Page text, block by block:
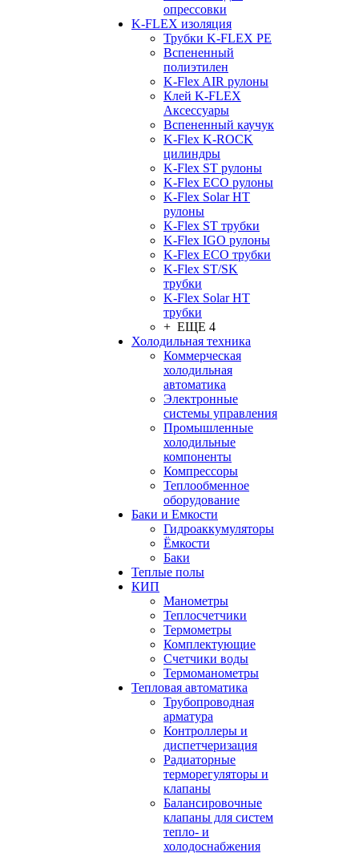
опрессовки
K-FLEX изоляция
Трубки K-FLEX PE
Вспененный
полиэтилен
K-Flex AIR рулоны
Клей K-FLEX
Аксессуары
Вспененный каучук
K-Flex K-ROCK
цилиндры
K-Flex ST рулоны
K-Flex ECO рулоны
K-Flex Solar HT
рулоны
K-Flex ST трубки
K-Flex IGO рулоны
K-Flex ECO трубки
K-Flex ST/SK
трубки
K-Flex Solar HT
трубки
+ ЕЩЕ 4
Холодильная техника
Коммерческая
холодильная
автоматика
Электронные
системы управления
Промышленные
холодильные
компоненты
Компрессоры
Теплообменное
оборудование
Баки и Емкости
Гидроаккумуляторы
Ёмкости
Баки
Теплые полы
КИП
Манометры
Теплосчетчики
Термометры
Комплектующие
Счетчики воды
Термоманометры
Тепловая автоматика
Трубопроводная
арматура
Контроллеры и
диспетчеризация
Радиаторные
терморегуляторы и
клапаны
Балансировочные
клапаны для систем
тепло- и
холодоснабжения